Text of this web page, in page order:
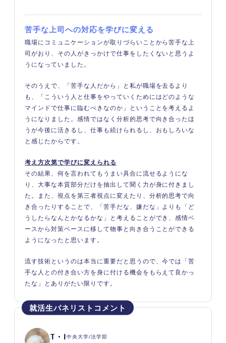
苦手な上司への対応を学びに変える
職場にコミュニケーションが取りづらいことから苦手な上
司がおり、その人がきっかけで仕事をしたくないと思うよ
うになっていました。
そのうえで、「苦手な人だから」と私が職場を去るより
も、「こういう人と仕事をやっていくためにはどのような
マインドで仕事に臨むべきなのか」ということを考えるよ
うになりました。感情ではなく分析的思考で向き合ったほ
うが今後に活きるし、仕事も続けられるし、おもしろいな
と感じたからです。
考え方次第で学びに変えられる
その結果、何を言われてもうまい具合に流せるようにな
り、大事な本質部分だけを抽出して聞く力が身に付きまし
た。また、視点を第三者視点に変えたり、分析的思考で向
き合ったりすることで、「苦手だな、嫌だな」よりも「ど
うしたらなんとかなるかな」と考えることができ、感情ベ
ースから対策ベースに移して物事と向き合うことができる
ようになったと思います。
流す技術というのは本当に重要だと思うので、今では「苦
手な人との付き合い方を身に付ける機会をもらえて良かっ
たな」とありがたい限りです。
T・I中央大学/法学部